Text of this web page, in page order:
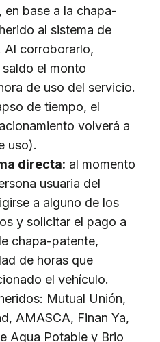
base a la chapa-
al sistema de
Al corroborarlo,
el monto
de uso del servicio.
de tiempo, el
volverá a
uso).
directa: al momento
usuaria del
a alguno de los
y solicitar el pago a
chapa-patente,
de horas que
el vehículo.
Mutual Unión,
AMASCA, Finan Ya,
Agua Potable y Brio